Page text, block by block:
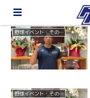
野球イベント・その他
野球イベント・その他